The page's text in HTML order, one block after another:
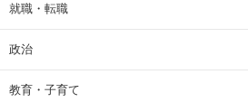
就職・転職
政治
教育・子育て